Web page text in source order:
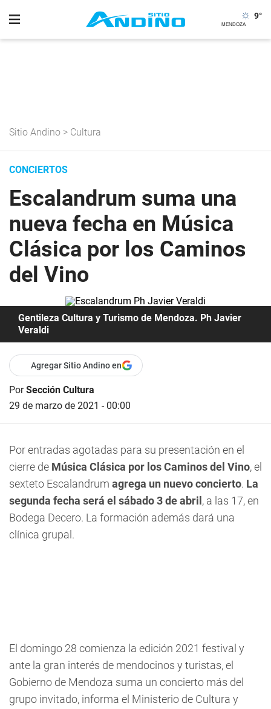
9°
Sitio Andino > Cultura
CONCIERTOS
Escalandrum suma una
nueva fecha en Música
Clásica por los Caminos
del Vino
Gentileza Cultura y Turismo de Mendoza. Ph Javier
Veraldi
Agregar Sitio Andino en
PorSección Cultura
29 de marzo de 2021 - 00:00
Por entradas agotadas para su presentación en el
cierre de Música Clásica por los Caminos del Vino, el
sexteto Escalandrum agrega un nuevo concierto. La
segunda fecha será el sábado 3 de abril , a las 17, en
Bodega Decero. La formación además dará una
clínica grupal.
El domingo 28 comienza la edición 2021 festival y
ante la gran interés de mendocinos y turistas, el
Gobierno de Mendoza suma un concierto más del
grupo invitado, informa el Ministerio de Cultura y